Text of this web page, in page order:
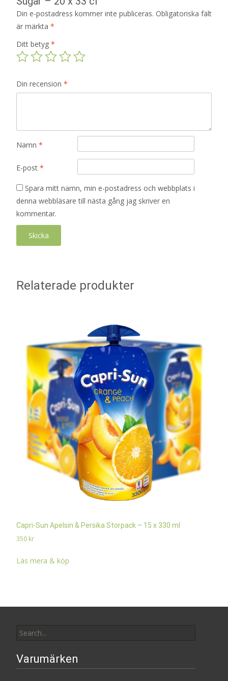
Din e-postadress kommer inte publiceras. Obligatoriska fält
är märkta *
Ditt betyg *
Din recension *
Namn *
E-post *
Spara mitt namn, min e-postadress och webbplats i
denna webbläsare till nästa gång jag skriver en
kommentar.
Relaterade produkter
Capri-Sun Apelsin & Persika Storpack – 15 x 330 ml
350 kr
Läs mera & köp
for:
Varumärken